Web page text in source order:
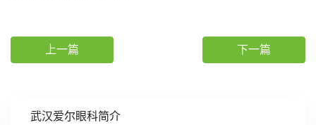
武汉爱尔眼科简介
上一篇 下一篇